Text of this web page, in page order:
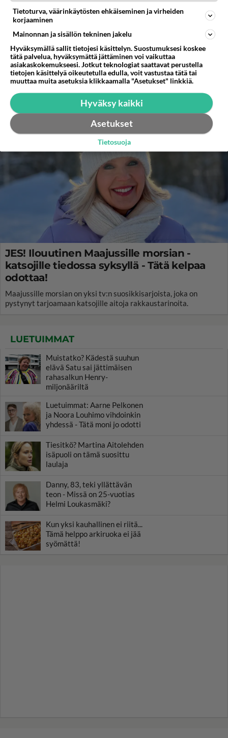
Maajussille morsian: Uudet maajussit
kaipaavat morsion lisäksi erityisesti tätä -
Vain yhdellä on jo!
Maajussille morsian on yksi tv:n suosikkisarjoista ja se on
pystynyt tarjoamaan katsojille aitoja rakkaustarinoita.
JES! Ilouutinen Maajussille morsian -
katsojille tiedossa syksyllä - Tätä kelpaa
odottaa!
Maajussille morsian on yksi tv:n suosikkisarjoista, joka on
pystynyt tarjoamaan katsojille aitoja rakkaustarinoita.
LUETUIMMAT
Muistatko? Kädestä suuhun
elävä Satu sai jättimäisen
rahasalkun Henry-
miljonääriltä
Luetuimmat: Aarne Pelkonen
ja Noora Louhimo vihdoinkin
yhdessä - Tätä moni jo odotti
Tiesitkö? Martina Aitolehden
isäpuoli on tämä suosittu
laulaja
Danny, 83, teki yllättävän
teon - Missä on 25-vuotias
Helmi Loukasmäki?
Kun yksi kauhallinen ei riitä...
Tämä helppo arkiruoka ei jää
syömättä!
Tietoturva, väärinkäytösten ehkäiseminen ja virheiden
korjaaminen
Mainonnan ja sisällön tekninen jakelu
Hyväksymällä sallit tietojesi käsittelyn. Suostumuksesi koskee
tätä palvelua, hyväksymättä jättäminen voi vaikuttaa
asiakaskokemukseesi. Jotkut teknologiat saattavat perustella
tietojen käsittelyä oikeutetulla edulla, voit vastustaa tätä tai
muuttaa muita asetuksia klikkaamalla "Asetukset" linkkiä.
Hyväksy kaikki
Asetukset
Tietosuoja